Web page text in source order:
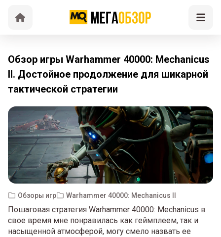
Обзор игры Warhammer 40000: Mechanicus
II. Достойное продолжение для шикарной
тактической стратегии
Обзоры игр Warhammer 40000: Mechanicus II
Пошаговая стратегия Warhammer 40000: Mechanicus в
свое время мне понравилась как геймплеем, так и
насыщенной атмосферой, могу смело назвать ее